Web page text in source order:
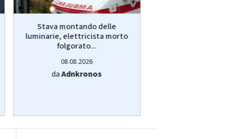
Stava montando delle
luminarie, elettricista morto
folgorato...
08.08.2026
daAdnkronos